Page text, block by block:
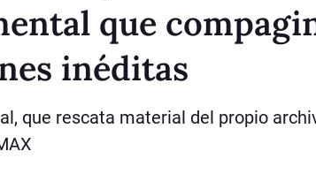
que
inéditas
que rescata material del propio